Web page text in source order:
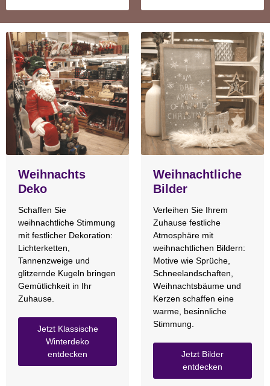
Weihnachts
Deko
Schaffen Sie
weihnachtliche Stimmung
mit festlicher Dekoration:
Lichterketten,
Tannenzweige und
glitzernde Kugeln bringen
Gemütlichkeit in Ihr
Zuhause.
Jetzt Klassische
Winterdeko
entdecken
Weihnachtliche
Bilder
Verleihen Sie Ihrem
Zuhause festliche
Atmosphäre mit
weihnachtlichen Bildern:
Motive wie Sprüche,
Schneelandschaften,
Weihnachtsbäume und
Kerzen schaffen eine
warme, besinnliche
Stimmung.
Jetzt Bilder
entdecken